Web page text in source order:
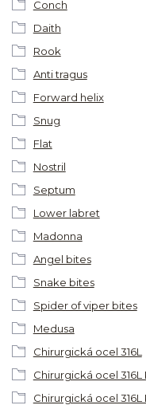
Conch
Daith
Rook
Anti tragus
Forward helix
Snug
Flat
Nostril
Septum
Lower labret
Madonna
Angel bites
Snake bites
Spider of viper bites
Medusa
Chirurgická ocel 316L
Chirurgická ocel
Chirurgická ocel